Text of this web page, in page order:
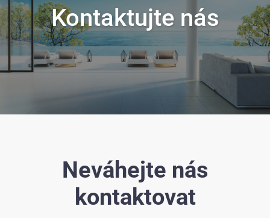
Kontaktujte nás
Neváhejte nás
kontaktovat